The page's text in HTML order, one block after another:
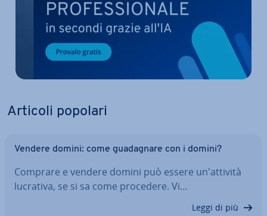
Articoli popolari
Vendere domini: come gua­da­gna­re con i domini?
Comprare e vendere domini può essere un'at­ti­vi­tà
lucrativa, se si sa come procedere. Vi…
Leggi di più